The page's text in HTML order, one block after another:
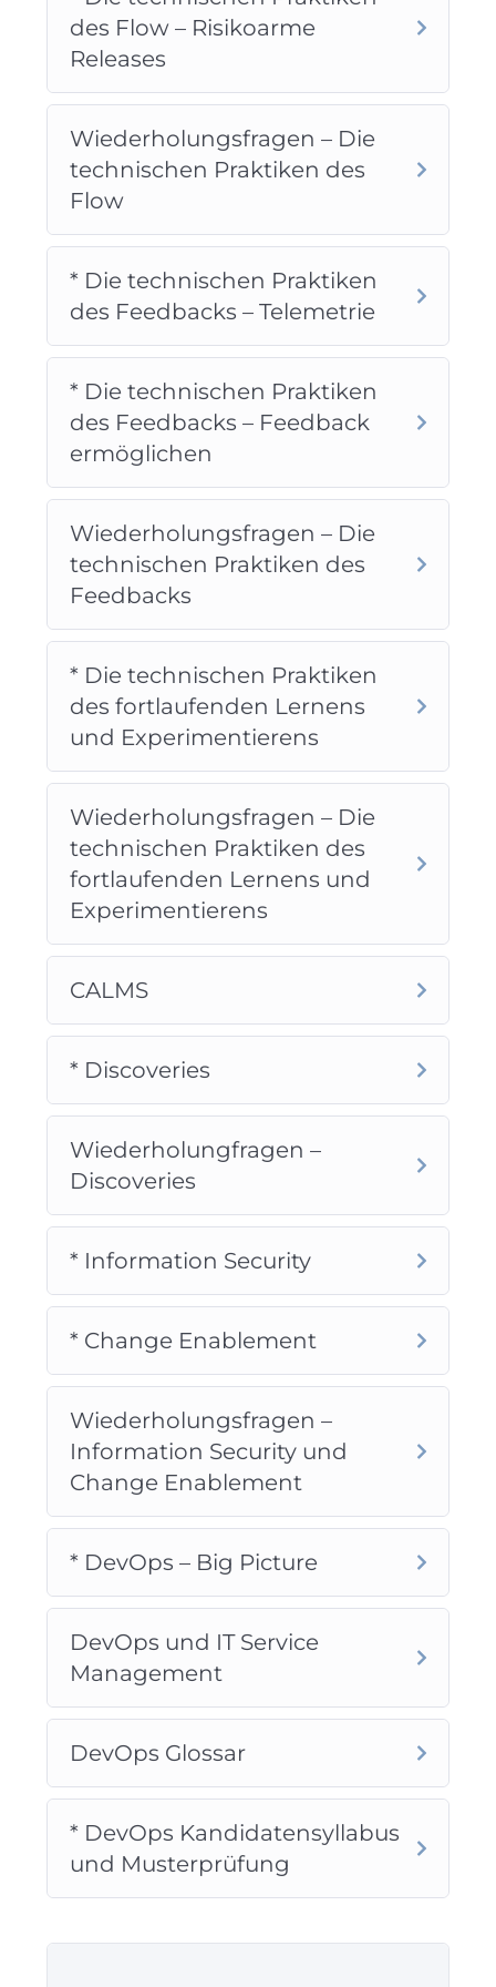
des Flow – Risikoarme
Releases
Wiederholungsfragen – Die
technischen Praktiken des
Flow
* Die technischen Praktiken
des Feedbacks – Telemetrie
* Die technischen Praktiken
des Feedbacks – Feedback
ermöglichen
Wiederholungsfragen – Die
technischen Praktiken des
Feedbacks
* Die technischen Praktiken
des fortlaufenden Lernens
und Experimentierens
Wiederholungsfragen – Die
technischen Praktiken des
fortlaufenden Lernens und
Experimentierens
CALMS
* Discoveries
Wiederholungfragen –
Discoveries
* Information Security
* Change Enablement
Wiederholungsfragen –
Information Security und
Change Enablement
* DevOps – Big Picture
DevOps und IT Service
Management
DevOps Glossar
* DevOps Kandidatensyllabus
und Musterprüfung